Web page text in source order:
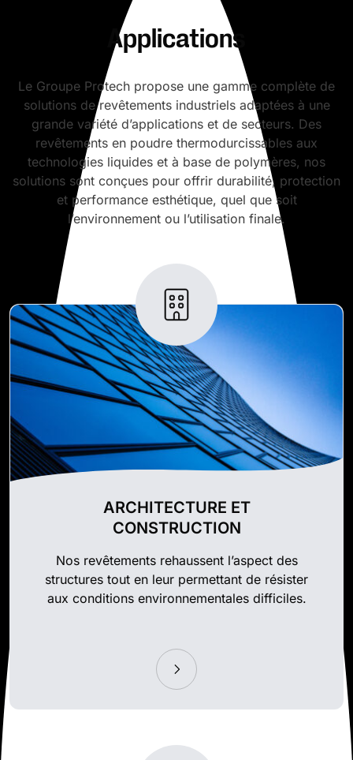
Applications
Le Groupe Protech propose une gamme complète de
solutions de revêtements industriels adaptées à une
grande variété d’applications et de secteurs. Des
revêtements en poudre thermodurcissables aux
technologies liquides et à base de polymères, nos
solutions sont conçues pour offrir durabilité, protection
et performance esthétique, quel que soit
l’environnement ou l’utilisation finale.
ARCHITECTURE ET
CONSTRUCTION
Nos revêtements rehaussent l’aspect des
structures tout en leur permettant de résister
aux conditions environnementales difficiles.